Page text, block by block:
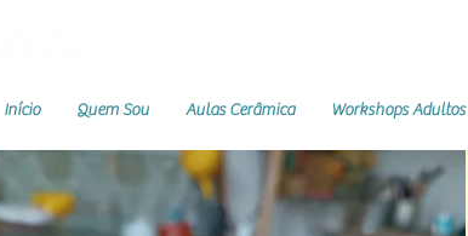
Início Quem Sou Aulas Cerâmica Workshops Adultos